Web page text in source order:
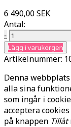
6 490,00 SEK
Antal:
-
Lägg i varukorgen
Artikelnummer:
Denna
alla sina
som ingår i
acceptera
på knappen Tillåt